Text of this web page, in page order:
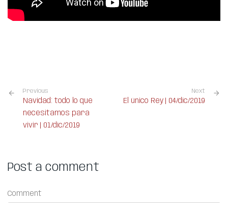
Previous
Navidad: todo lo que
necesitamos para
vivir | 01/dic/2019
Next
El único Rey | 04/dic/2019
Post a comment
Comment